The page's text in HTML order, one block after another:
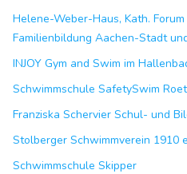
Helene-Weber-Haus, Kath.
Familienbildung Aachen-Stadt
INJOY Gym and Swim im
Schwimmschule SafetySwim
Franziska Schervier Schul- und
Stolberger Schwimmverein 1910
Schwimmschule Skipper